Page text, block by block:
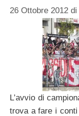
26 Ottobre 2012 di
L’avvio di
trova a fare i